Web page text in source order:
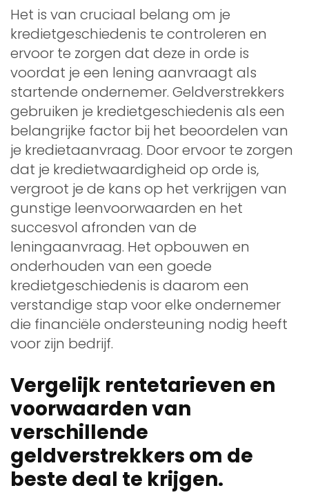
Het is van cruciaal belang om je
kredietgeschiedenis te controleren en
ervoor te zorgen dat deze in orde is
voordat je een lening aanvraagt als
startende ondernemer. Geldverstrekkers
gebruiken je kredietgeschiedenis als een
belangrijke factor bij het beoordelen van
je kredietaanvraag. Door ervoor te zorgen
dat je kredietwaardigheid op orde is,
vergroot je de kans op het verkrijgen van
gunstige leenvoorwaarden en het
succesvol afronden van de
leningaanvraag. Het opbouwen en
onderhouden van een goede
kredietgeschiedenis is daarom een
verstandige stap voor elke ondernemer
die financiële ondersteuning nodig heeft
voor zijn bedrijf.
Vergelijk rentetarieven en
voorwaarden van
verschillende
geldverstrekkers om de
beste deal te krijgen.